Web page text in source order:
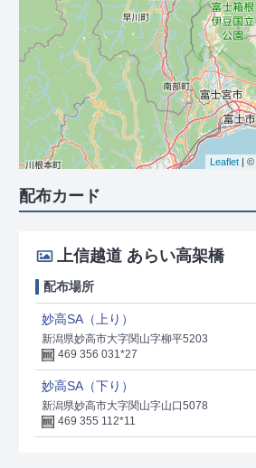
Leaflet | ©
配布カード
上信越道 あらい高架橋
配布場所
妙高SA（上り）
新潟県妙高市大字関山字柳平5203
469 356 031*27
妙高SA（下り）
新潟県妙高市大字関山字山口5078
469 355 112*11